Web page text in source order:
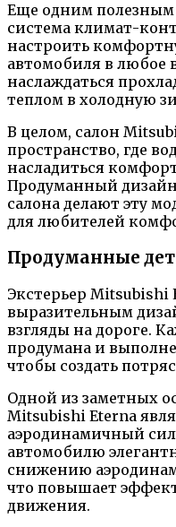
Еще одним полезным
система климат-
настроить
автомобиля в любое
наслаждаться
теплом в холодную
В целом, салон
пространство, где
насладиться
Продуманный
салона делают эту
для любителей
Продуманные
Экстерьер Mitsubishi
выразительным
взгляды на дороге.
продумана и
чтобы создать
Одной из заметных
Mitsubishi Eterna
аэродинамичный
автомобилю
снижению
что повышает
движения.